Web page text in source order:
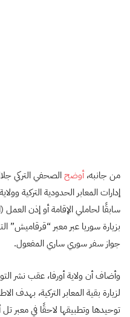
من جانبه،أوضحالصحفي التركي
إدارات المعابر الحدودية التركية
سابقًا لحاملي الإقامة أو إذن
بزيارة سوريا عبر معبر “قرقاميش”
جواز سفر سوري ساري المفعول.
وأضاف أن ولاية أورفا، عقب نشر
لزيارة بقية المعابر التركية، بهدف
توحيدها وتطبيقها لاحقًا في معبر